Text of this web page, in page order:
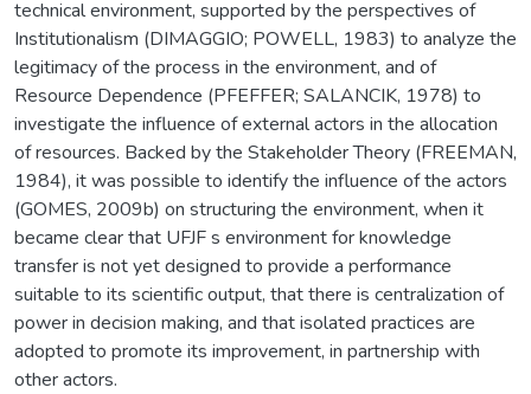
technical environment, supported by the perspectives of
Institutionalism (DIMAGGIO; POWELL, 1983) to analyze the
legitimacy of the process in the environment, and of
Resource Dependence (PFEFFER; SALANCIK, 1978) to
investigate the influence of external actors in the allocation
of resources. Backed by the Stakeholder Theory (FREEMAN,
1984), it was possible to identify the influence of the actors
(GOMES, 2009b) on structuring the environment, when it
became clear that UFJF s environment for knowledge
transfer is not yet designed to provide a performance
suitable to its scientific output, that there is centralization of
power in decision making, and that isolated practices are
adopted to promote its improvement, in partnership with
other actors.